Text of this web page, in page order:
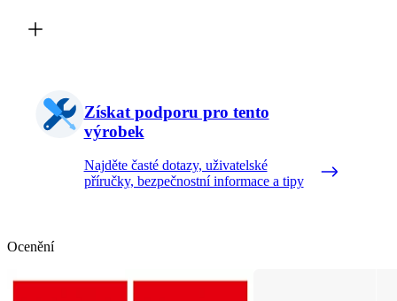
Získat podporu pro tento
výrobek
Najděte časté dotazy, uživatelské
příručky, bezpečnostní informace a tipy
Ocenění